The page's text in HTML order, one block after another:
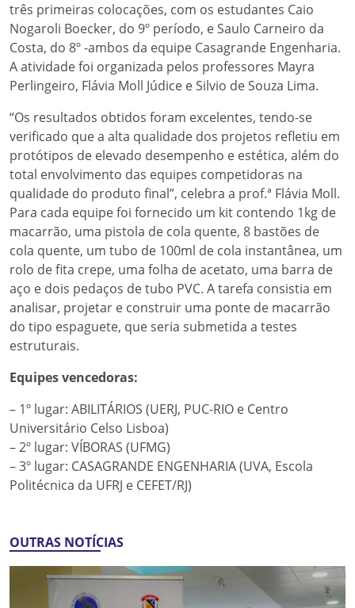
três primeiras colocações, com os estudantes Caio
Nogaroli Boecker, do 9º período, e Saulo Carneiro da
Costa, do 8º -ambos da equipe Casagrande Engenharia.
A atividade foi organizada pelos professores Mayra
Perlingeiro, Flávia Moll Júdice e Silvio de Souza Lima.
“Os resultados obtidos foram excelentes, tendo-se
verificado que a alta qualidade dos projetos refletiu em
protótipos de elevado desempenho e estética, além do
total envolvimento das equipes competidoras na
qualidade do produto final”, celebra a prof.ª Flávia Moll.
Para cada equipe foi fornecido um kit contendo 1kg de
macarrão, uma pistola de cola quente, 8 bastões de
cola quente, um tubo de 100ml de cola instantânea, um
rolo de fita crepe, uma folha de acetato, uma barra de
aço e dois pedaços de tubo PVC. A tarefa consistia em
analisar, projetar e construir uma ponte de macarrão
do tipo espaguete, que seria submetida a testes
estruturais.
Equipes vencedoras:
– 1º lugar: ABILITÁRIOS (UERJ, PUC-RIO e Centro
Universitário Celso Lisboa)
– 2º lugar: VÍBORAS (UFMG)
– 3º lugar: CASAGRANDE ENGENHARIA (UVA, Escola
Politécnica da UFRJ e CEFET/RJ)
OUTRAS NOTÍCIAS